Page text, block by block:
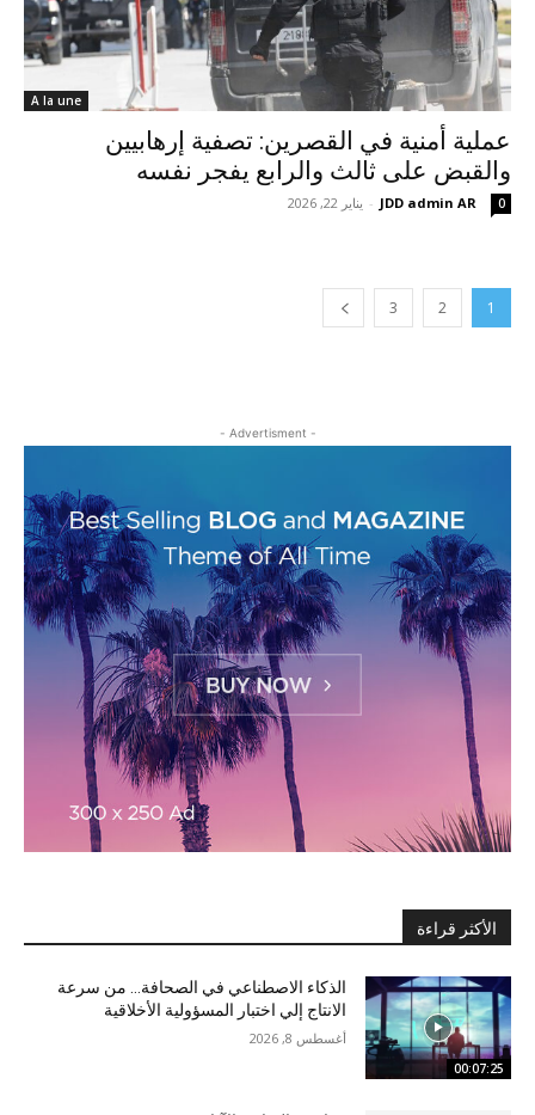
A la une
عملية أمنية في القصرين: تصفية إرهابيين
والقبض على ثالث والرابع يفجر نفسه
JDD admin AR
- يناير 22, 2026 0
1
2
3
- Advertisment -
الأكثر قراءة
00:07:25
الذكاء الاصطناعي في الصحافة… من سرعة
الانتاج إلي اختبار المسؤولية الأخلاقية
أغسطس 8, 2026